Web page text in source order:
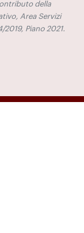
della
Area Servizi
Piano 2021.